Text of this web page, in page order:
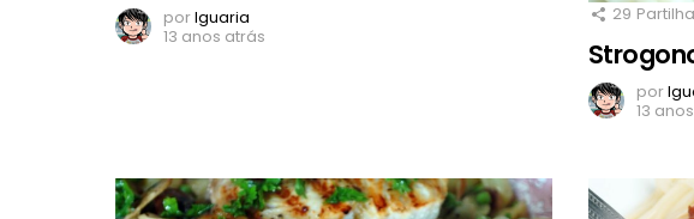
porIguaria
13 anos atrás
29
por
13